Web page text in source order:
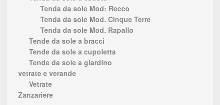
Tenda da sole Mod: Recco
Tenda da sole Mod. Cinque Terre
Tenda da sole Mod. Rapallo
Tende da sole a bracci
Tende da sole a cupoletta
Tende da sole a giardino
vetrate e verande
Vetrate
Zanzariere